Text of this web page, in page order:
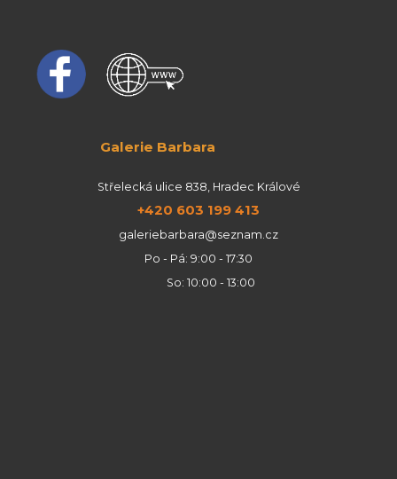
Galerie Barbara
Střelecká ulice 838, Hradec Králové
+420 603 199 413
galeriebarbara@seznam.cz
Po - Pá: 9:00 - 17:30
So: 10:00 - 13:00